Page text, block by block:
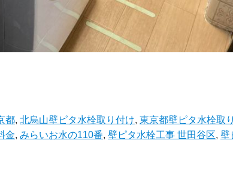
都, 北烏山壁ピタ水栓取り付け, 東京都壁ピタ水栓取
金, みらいお水の110番, 壁ピタ水栓工事 世田谷区, 壁